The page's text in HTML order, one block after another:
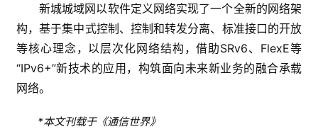
新城城域网以软件定义网络实现了一个全新的网络架
构，基于集中式控制、控制和转发分离、标准接口的开放
等核心理念，以层次化网络结构，借助SRv6、FlexE等
“IPv6+”新技术的应用，构筑面向未来新业务的融合承载
网络。
*本文刊载于《通信世界》